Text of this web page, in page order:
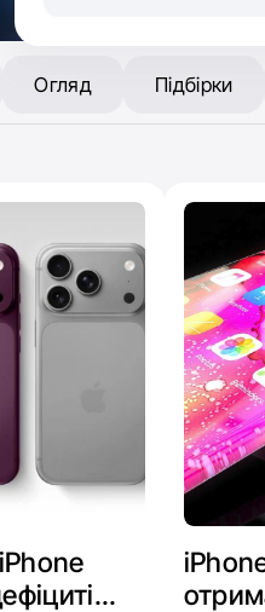
Огляд Підбірки